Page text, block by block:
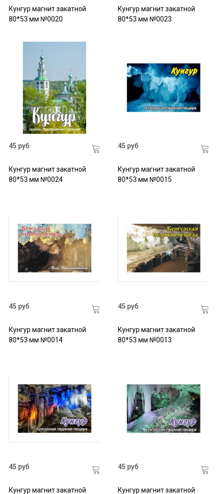
Кунгур магнит закатной
80*53 мм №0020
Кунгур магнит закатной
80*53 мм №0023
45 руб
Кунгур магнит закатной
80*53 мм №0024
45 руб
Кунгур магнит закатной
80*53 мм №0015
45 руб
Кунгур магнит закатной
80*53 мм №0014
45 руб
Кунгур магнит закатной
80*53 мм №0013
45 руб
Кунгур магнит закатной
45 руб
Кунгур магнит закатной